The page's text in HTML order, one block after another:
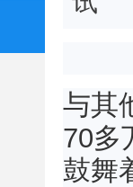
与其
70多
鼓舞